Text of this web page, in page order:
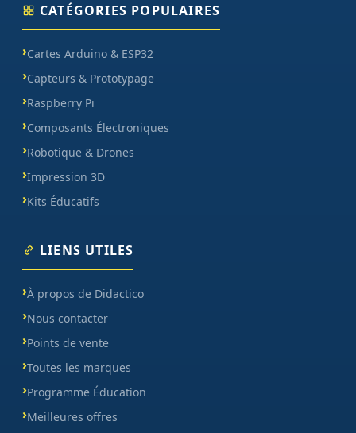
CATÉGORIES POPULAIRES
Cartes Arduino & ESP32
Capteurs & Prototypage
Raspberry Pi
Composants Électroniques
Robotique & Drones
Impression 3D
Kits Éducatifs
LIENS UTILES
À propos de Didactico
Nous contacter
Points de vente
Toutes les marques
Programme Éducation
Meilleures offres